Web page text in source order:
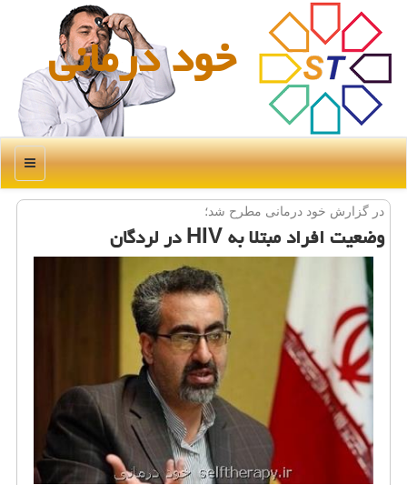
خود درمانی
منو
در گزارش خود درمانی مطرح شد؛
وضعیت افراد مبتلا به HIV در لردگان